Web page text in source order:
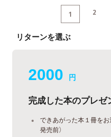
1 2
リターンを選ぶ
2000 円
完成した本のプレゼ
できあがった本１冊をお
発売前）